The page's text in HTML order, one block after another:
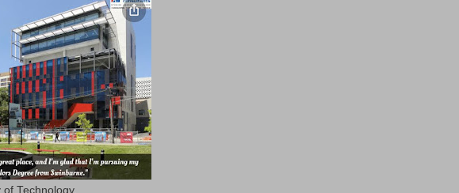
of Technology.